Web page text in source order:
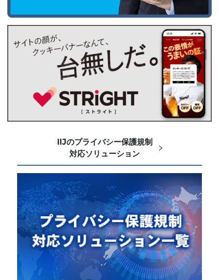
IIJのプライバシー保護規制
対応ソリューション